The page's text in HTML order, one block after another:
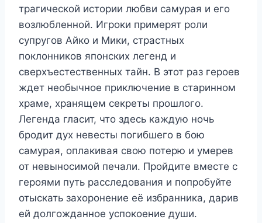
трагической истории любви самурая и его
возлюбленной. Игроки примерят роли
супругов Айко и Мики, страстных
поклонников японских легенд и
сверхъестественных тайн. В этот раз героев
ждет необычное приключение в старинном
храме, хранящем секреты прошлого.
Легенда гласит, что здесь каждую ночь
бродит дух невесты погибшего в бою
самурая, оплакивая свою потерю и умерев
от невыносимой печали. Пройдите вместе с
героями путь расследования и попробуйте
отыскать захоронение её избранника, дарив
ей долгожданное успокоение души.